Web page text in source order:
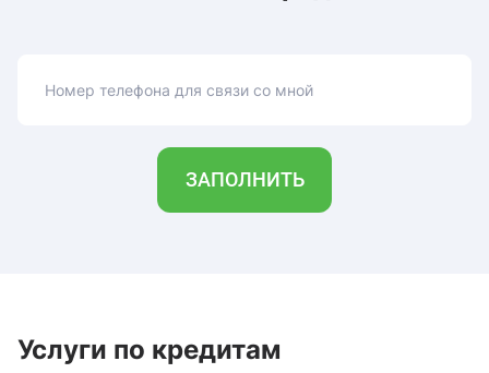
Номер телефона для связи со мной
ЗАПОЛНИТЬ
Услуги по кредитам